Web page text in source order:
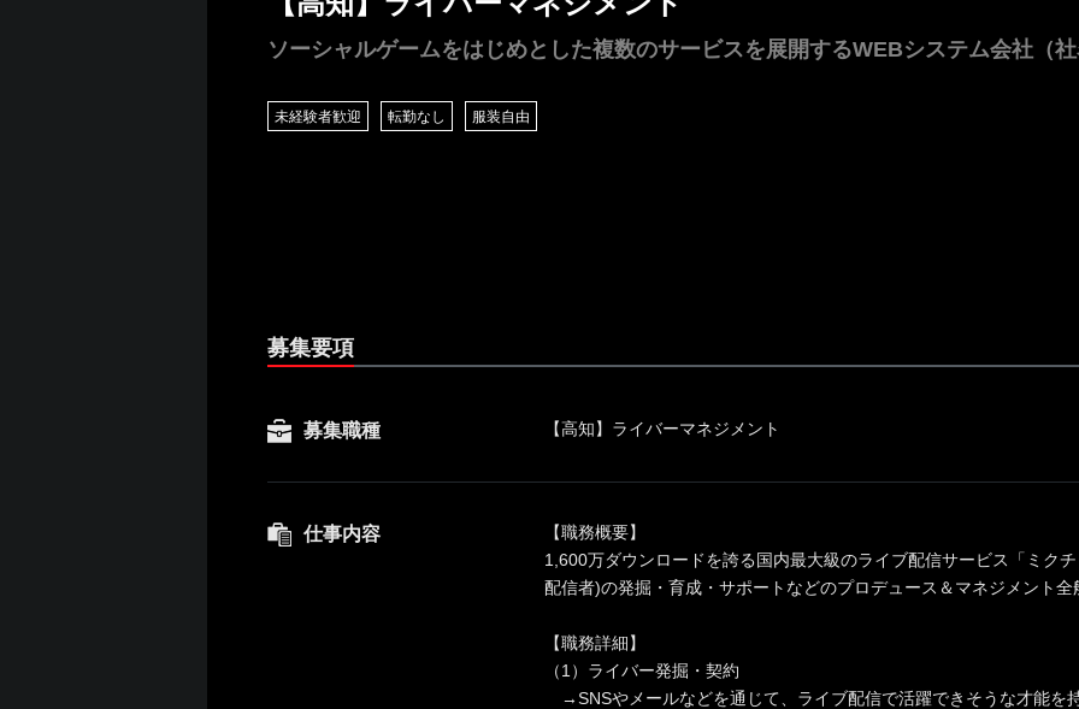
ソーシャルゲームをはじめとした複数のサービスを展開するWEBシステム会社（
未経験者歓迎 転勤なし 服装自由
募集要項
募集職種 【高知】ライバーマネジメント
仕事内容
【職務概要】
1,600万ダウンロードを誇る国内最大級のライブ配信サービス「ミク
配信者)の発掘・育成・サポートなどのプロデュース＆マネジメント
【職務詳細】
（1）ライバー発掘・契約
→SNSやメールなどを通じて、ライブ配信で活躍できそうな才能を